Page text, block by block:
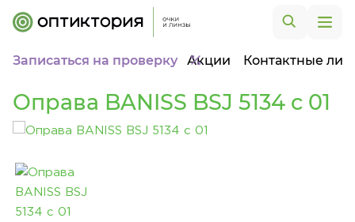
Записаться на проверку Акции Контактные
Оправа BANISS BSJ 5134 c 01